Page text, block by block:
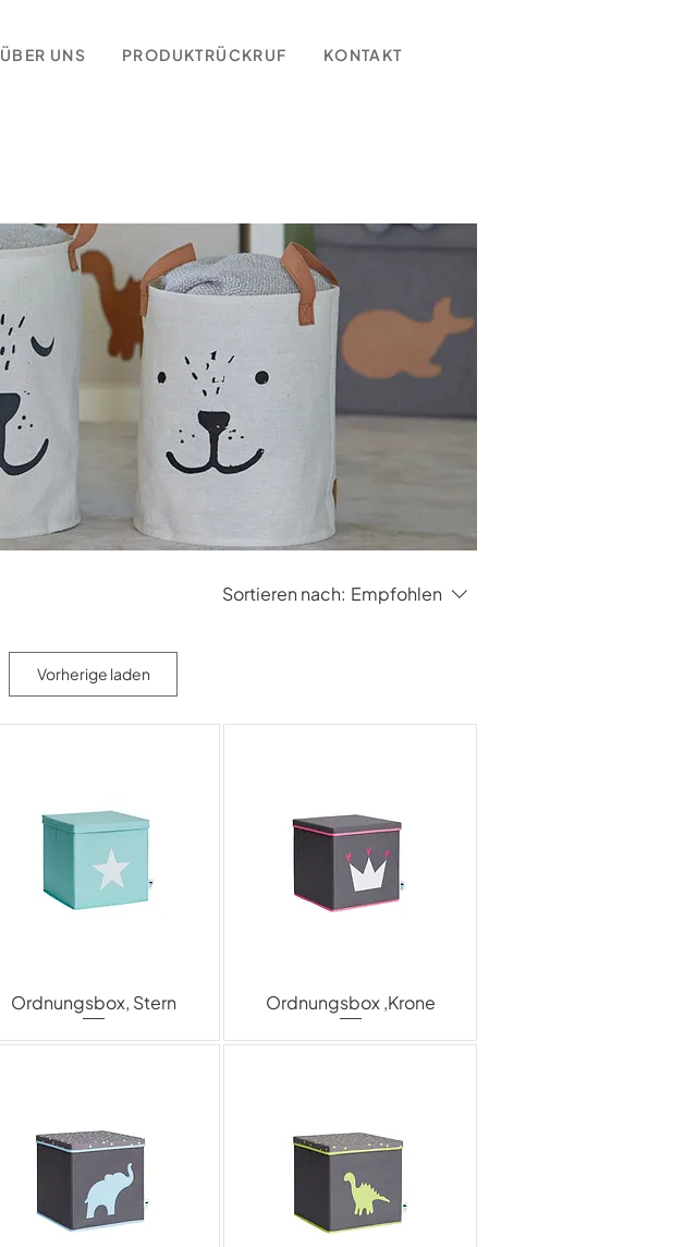
ÜBER UNS PRODUKTRÜCKRUF KONTAKT
Sortieren nach: Empfohlen
Vorherige laden
Ordnungsbox, Stern Ordnungsbox ,Krone